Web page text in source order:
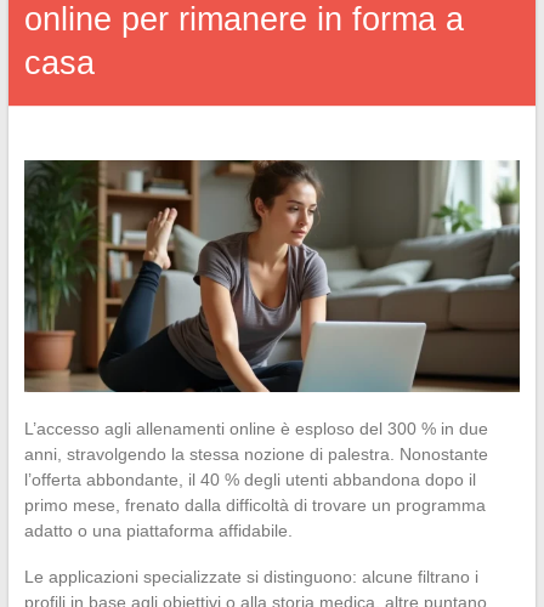
online per rimanere in forma a
casa
L’accesso agli allenamenti online è esploso del 300 % in due
anni, stravolgendo la stessa nozione di palestra. Nonostante
l’offerta abbondante, il 40 % degli utenti abbandona dopo il
primo mese, frenato dalla difficoltà di trovare un programma
adatto o una piattaforma affidabile.
Le applicazioni specializzate si distinguono: alcune filtrano i
profili in base agli obiettivi o alla storia medica, altre puntano